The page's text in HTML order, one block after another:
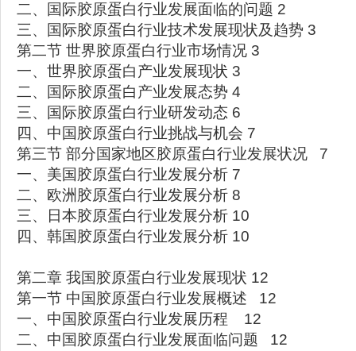
二、国际胶原蛋白行业发展面临的问题 2
三、国际胶原蛋白行业技术发展现状及趋势 3
第二节 世界胶原蛋白行业市场情况 3
一、世界胶原蛋白产业发展现状 3
二、国际胶原蛋白产业发展态势 4
三、国际胶原蛋白行业研发动态 6
四、中国胶原蛋白行业挑战与机会 7
第三节 部分国家地区胶原蛋白行业发展状况 7
一、美国胶原蛋白行业发展分析 7
二、欧洲胶原蛋白行业发展分析 8
三、日本胶原蛋白行业发展分析 10
四、韩国胶原蛋白行业发展分析 10
第二章 我国胶原蛋白行业发展现状 12
第一节 中国胶原蛋白行业发展概述 12
一、中国胶原蛋白行业发展历程 12
二、中国胶原蛋白行业发展面临问题 12